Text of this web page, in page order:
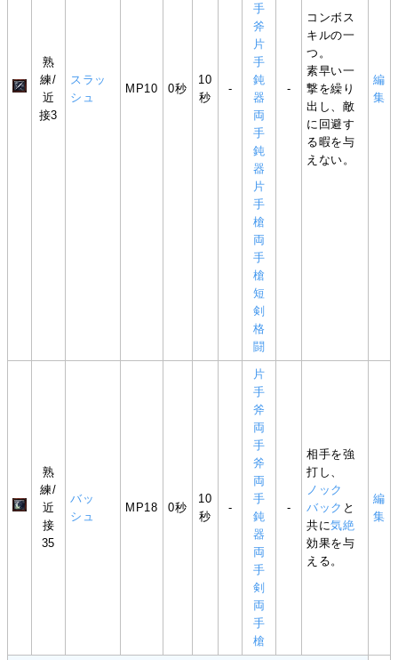
熟
練/
近
接3
スラッ
シュ
MP10 0秒
10
秒
-
手
斧
片
手
鈍
器
両
手
鈍
器
片
手
槍
両
手
槍
短
剣
格
闘
-
コンボス
キルの一
つ。
素早い一
撃を繰り
出し、敵
に回避す
る暇を与
えない。
編
集
熟
練/
近
接
35
バッ
シュ
MP18 0秒
10
秒
-
片
手
斧
両
手
斧
両
手
鈍
器
両
手
剣
両
手
槍
-
相手を強
打し、
ノック
バック と
共に気絶
効果を与
える。
編
集